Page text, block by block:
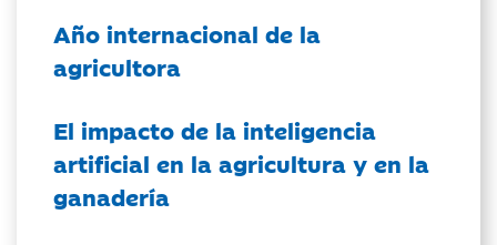
Año internacional de la
agricultora
El impacto de la inteligencia
artificial en la agricultura y en la
ganadería